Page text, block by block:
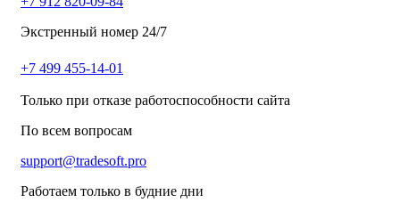
Экстренный номер 24/7
+7 499 455-14-01
Только при отказе работоспособности сайта
По всем вопросам
support@tradesoft.pro
Работаем только в будние дни